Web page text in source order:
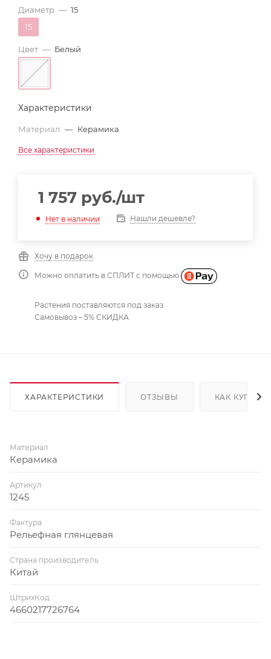
Диаметр — 15
15
Цвет — Белый
Характеристики
Материал — Керамика
Все характеристики
1 757 руб./шт
Нет в наличии Нашли дешевле?
Хочу в подарок
Можно оплатить в СПЛИТ с помощью
Растения поставляются под заказ
Самовывоз – 5% СКИДКА
ХАРАКТЕРИСТИКИ ОТЗЫВЫ КАК КУПИТЬ
Материал
Керамика
Артикул
1245
Фактура
Рельефная глянцевая
Страна производитель
Китай
ШтрихКод
4660217726764